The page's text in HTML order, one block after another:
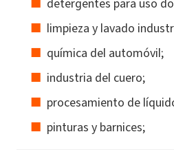
detergentes para uso
limpieza y lavado
química del automóvil;
industria del cuero;
procesamiento de
pinturas y barnices;